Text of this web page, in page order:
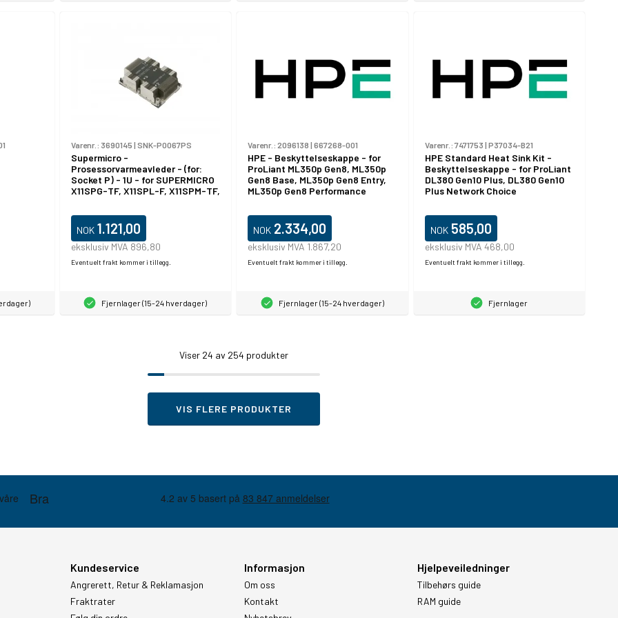
Varenr.: 3690145 | SNK-P0067PS
Supermicro -
Prosessorvarmeavleder - (for:
Socket P) - 1U - for SUPERMICRO
X11SPG-TF, X11SPL-F, X11SPM-TF,
NOK 1.121,00
eksklusiv MVA 896,80
Eventuelt frakt kommer i tillegg.
Fjernlager (15-24 hverdager)
Varenr.: 2096138 | 667268-001
HPE - Beskyttelseskappe - for
ProLiant ML350p Gen8, ML350p
Gen8 Base, ML350p Gen8 Entry,
ML350p Gen8 Performance
NOK 2.334,00
eksklusiv MVA 1.867,20
Eventuelt frakt kommer i tillegg.
Fjernlager (15-24 hverdager)
Varenr.: 7471753 | P37034-B21
HPE Standard Heat Sink Kit -
Beskyttelseskappe - for ProLiant
DL380 Gen10 Plus, DL380 Gen10
Plus Network Choice
NOK 585,00
eksklusiv MVA 468,00
Eventuelt frakt kommer i tillegg.
Fjernlager
Viser 24 av 254 produkter
VIS FLERE PRODUKTER
Kundeservice
Angrerett, Retur & Reklamasjon
Fraktrater
Informasjon
Om oss
Kontakt
Hjelpeveiledninger
Tilbehørs guide
RAM guide